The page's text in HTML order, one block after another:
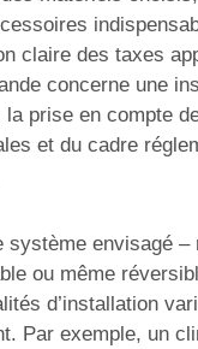
claire des taxes
concerne une
la prise en compte
et du cadre
système envisagé –
ou même
d’installation
Par exemple, un